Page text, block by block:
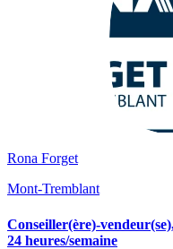
Rona Forget
Mont-Tremblant
Conseiller(ère)-
24 heures/semaine